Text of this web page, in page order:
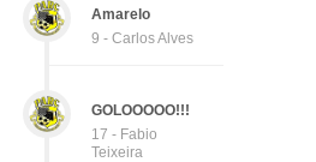
Amarelo
9 - Carlos Alves
GOLOOOOO!!!
17 - Fabio
Teixeira